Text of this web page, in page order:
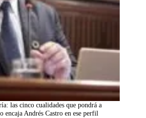
las cinco cualidades que pondrá a
encaja Andrés Castro en ese perfil